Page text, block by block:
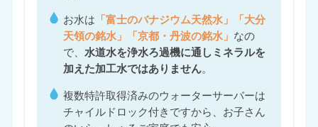
お水は 「富士のバナジウム天然水」「大分
天領の銘水」「京都・丹波の銘水」 なの
で、 水道水を浄水ろ過機に通しミネラルを
加えた加工水ではありません。
複数特許取得済みのウォーターサーバーは
チャイルドロック付きですから、お子さん